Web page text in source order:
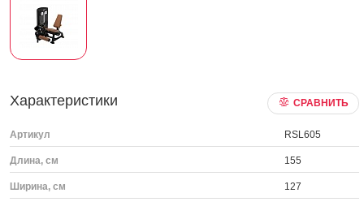
Характеристики СРАВНИТЬ
Артикул RSL605
Длина, см 155
Ширина, см 127